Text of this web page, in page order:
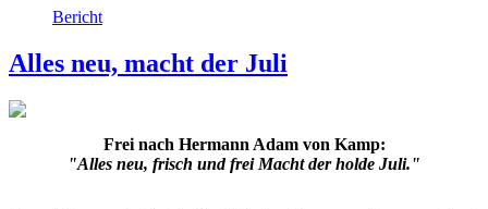
Bericht
Alles neu, macht der Juli
Frei nach Hermann Adam von Kamp:
"Alles neu, frisch und frei Macht der holde Juli."